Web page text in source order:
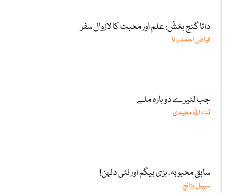
داتا گنج بخشؒ: علم اور محبت کا لازوال سفر
فیاض احمد رانا
جب لٹیرے دوبارہ ملے
ثناء اللّٰہ مجیدی
سابق محبوبہ، بڑی بیگم اور نئی دلہن!
سہیل وڑائچ